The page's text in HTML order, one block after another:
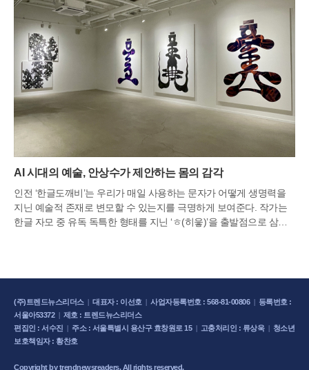
AI 시대의 예술, 안상수가 제안하는 몸의 감각
인전 ‘한글도깨비’는 우리가 매일 사용하는 문자가 어떻게 생명력을
지닌 예술적 존재로 변모할 수 있는지를 극명하게 보여준다. 작가는
한글 자모 중 유독 독특한 형태를 지닌 ‘ㅎ(히읗)’을 출발점으로 삼아,
막을 여는 첫 번째 섹션에서는 ‘ㅎ’에서 파생된 다채로운 도깨비 연작
면서 다른 존재를 변화시키는 촉매제와 같은 존재다. 세계 어느 문자
에서도 찾아볼 수 없는 이 독특한 형상은 작가의 상상력과 결합하여
회화와 조각을 넘나드는 생명체로 거듭난다. 이어지는 두 번째 섹션
어, 그가 평생에 걸쳐 구축해온 문자 추상의 궤적을 한눈에 조망할 수
(주)트렌드뉴스리더스 대표자 : 이선호 사업자등록번호 : 568-81-00806
등록번호 :
서울아53372
제호 : 트렌드뉴스리더스
편집인 : 서수진
주소 : 서울특별시 용산구 효창원로 15 고충처리인 : 류상욱
청소년
보호책임자 : 황찬호
Copyright by trendnewsreaders. All rights reserved.